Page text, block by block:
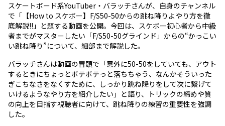
スケートボード系YouTuber・バラッチさんが、自身のチャンネル
で「【How to スケボー】F/S50-50からの跳ね降りよやり方を徹
底解説!!」と題する動画を公開。今回は、スケボー初心者から中級
者までがマスターしたい「F/S50-50グラインド」からの“かっこい
い跳ね降り”について、細部まで解説した。
バラッチさんは動画の冒頭で「意外に50-50をしていても、アウト
するときにちょっとボテボテっと落ちちゃう、なんかそういった
ぎこちなさをなくすために、しっかり跳ね降りをして次に繋げて
いけるようなやり方を紹介したい」と語り、トリックの締めや質
の向上を目指す視聴者に向けて、跳ね降りの練習の重要性を強調
した。